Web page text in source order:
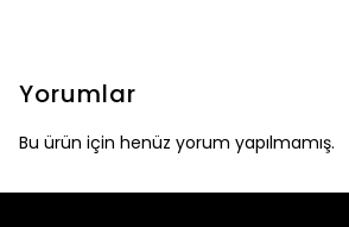
Yorumlar
Bu ürün için henüz yorum yapılmamış.